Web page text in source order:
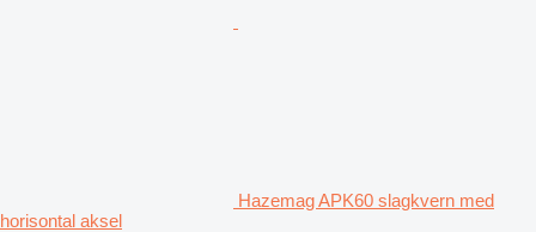
Hazemag APK60 slagkvern med
horisontal aksel